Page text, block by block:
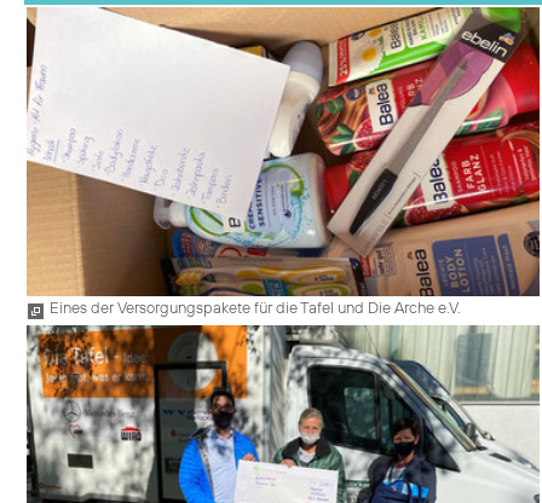
Eines der Versorgungspakete für die Tafel und Die Arche e.V.